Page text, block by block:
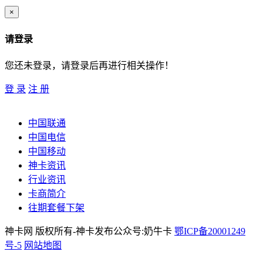
×
请登录
您还未登录，请登录后再进行相关操作！
登 录 注 册
中国联通
中国电信
中国移动
神卡资讯
行业资讯
卡商简介
往期套餐下架
神卡网 版权所有-神卡发布公众号:奶牛卡 鄂ICP备20001249
号-5 网站地图